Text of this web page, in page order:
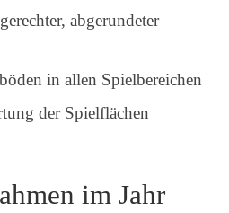
abgerundeter
in allen Spielbereichen
der Spielflächen
im Jahr